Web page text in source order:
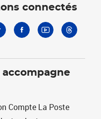
connectés
accompagne
Compte La Poste